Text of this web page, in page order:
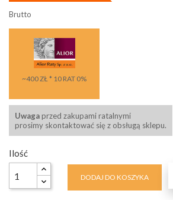
Brutto
~400 ZŁ * 10 RAT 0%
Uwaga przed zakupami ratalnymi
prosimy skontaktować się z obsługą sklepu.
Ilość
DODAJ DO KOSZYKA